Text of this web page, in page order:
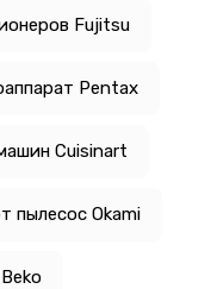
Fujitsu
Pentax
Cuisinart
пылесос Okami